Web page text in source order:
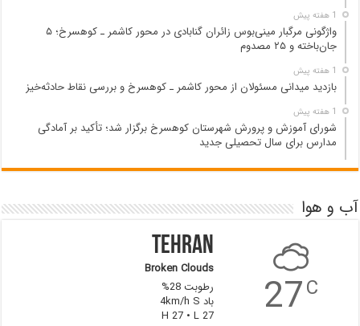
1 هفته پیش
واژگونی مرگبار مینی‌بوس زائران گنابادی در محور کاشمر ـ کوهسرخ؛ ۵
جان‌باخته و ۲۵ مصدوم
1 هفته پیش
بازدید میدانی مسئولان از محور کاشمر ـ کوهسرخ و بررسی نقاط حادثه‌خیز
1 هفته پیش
شورای آموزش و پرورش شهرستان کوهسرخ برگزار شد؛ تأکید بر آمادگی
مدارس برای سال تحصیلی جدید
آب و هوا
27C
Tehran
Broken Clouds
رطوبت 28%
باد 4km/h S
H 27 • L 27